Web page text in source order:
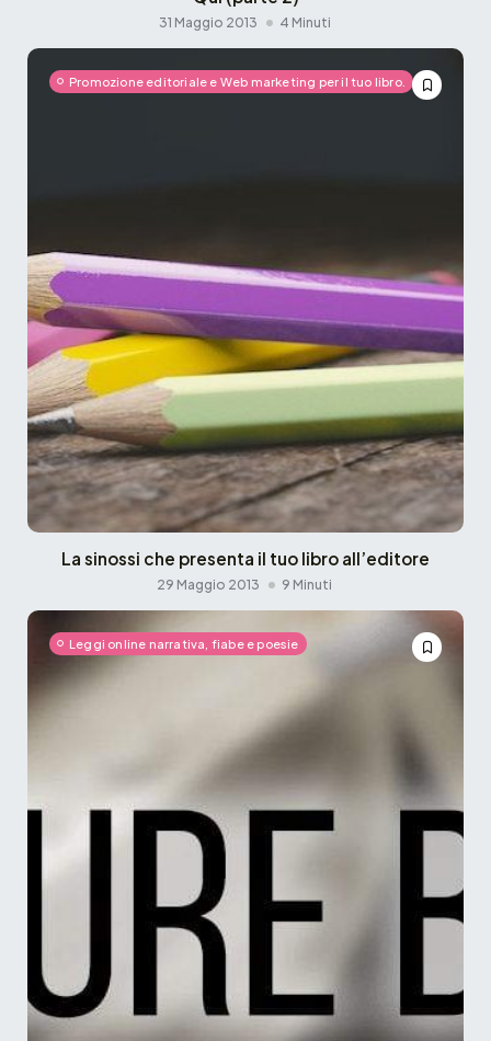
31 Maggio 2013 4 Minuti
Promozione editoriale e Web marketing per il tuo libro.
La sinossi che presenta il tuo libro all’editore
29 Maggio 2013 9 Minuti
Leggi online narrativa, fiabe e poesie